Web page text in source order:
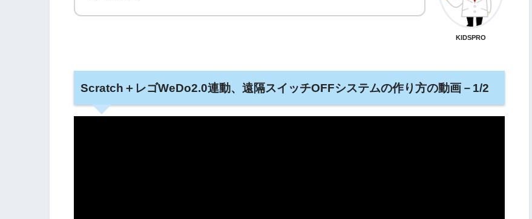
KIDSPRO
Scratch＋レゴWeDo2.0連動、遠隔スイッチOFFシステムの作り方の動画－1/2